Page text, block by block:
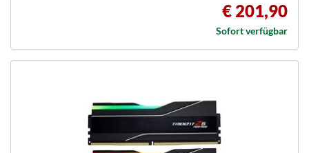
€ 201,90
Sofort verfügbar